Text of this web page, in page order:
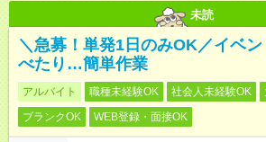
未読
＼急募！単発1日のみOK／イベ
べたり…簡単作業
アルバイト 職種未経験OK 社会人未経験OK
ブランクOK
WEB登録・面接OK